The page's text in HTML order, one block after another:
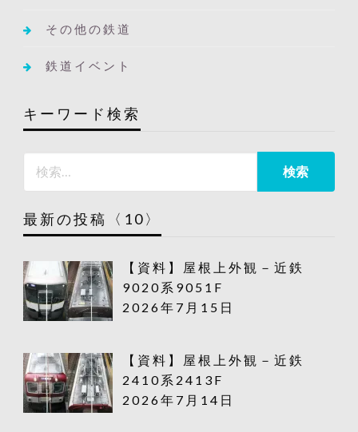
その他の鉄道
鉄道イベント
キーワード検索
最新の投稿〈10〉
【資料】屋根上外観－近鉄
9020系9051F
2026年7月15日
【資料】屋根上外観－近鉄
2410系2413F
2026年7月14日